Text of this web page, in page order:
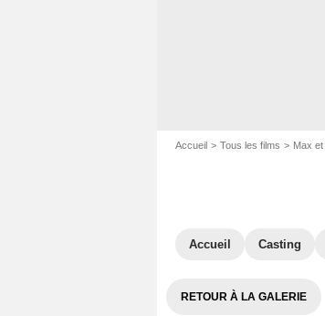
Accueil Tous les films Max
Accueil Casting
RETOUR À LA GALERIE